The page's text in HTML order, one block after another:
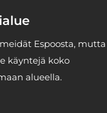
Espoosta, mutta
käyntejä koko
alueella.